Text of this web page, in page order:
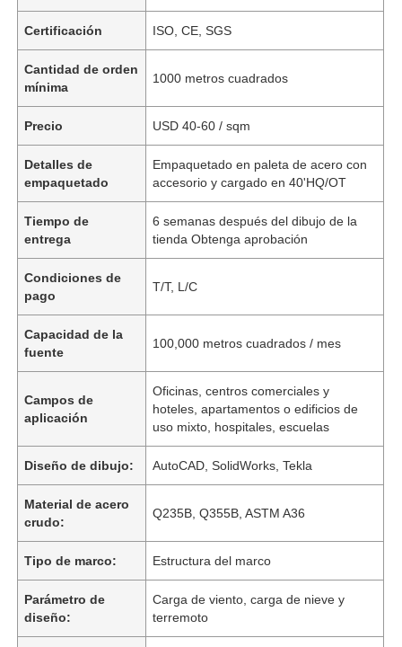
Certificación ISO, CE, SGS
Cantidad de orden
mínima
1000 metros cuadrados
Precio USD 40-60 / sqm
Detalles de
empaquetado
Empaquetado en paleta de acero con
accesorio y cargado en 40'HQ/OT
Tiempo de
entrega
6 semanas después del dibujo de la
tienda Obtenga aprobación
Condiciones de
pago
T/T, L/C
Capacidad de la
fuente
100,000 metros cuadrados / mes
Campos de
aplicación
Oficinas, centros comerciales y
hoteles, apartamentos o edificios de
uso mixto, hospitales, escuelas
Diseño de dibujo: AutoCAD, SolidWorks, Tekla
Material de acero
crudo:
Q235B, Q355B, ASTM A36
Tipo de marco: Estructura del marco
Parámetro de
diseño:
Carga de viento, carga de nieve y
terremoto